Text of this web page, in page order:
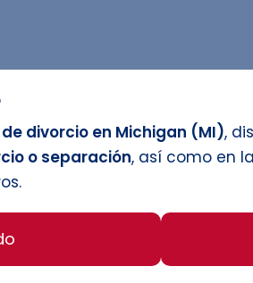
divorcio en Michigan (MI),
o separación, así como en